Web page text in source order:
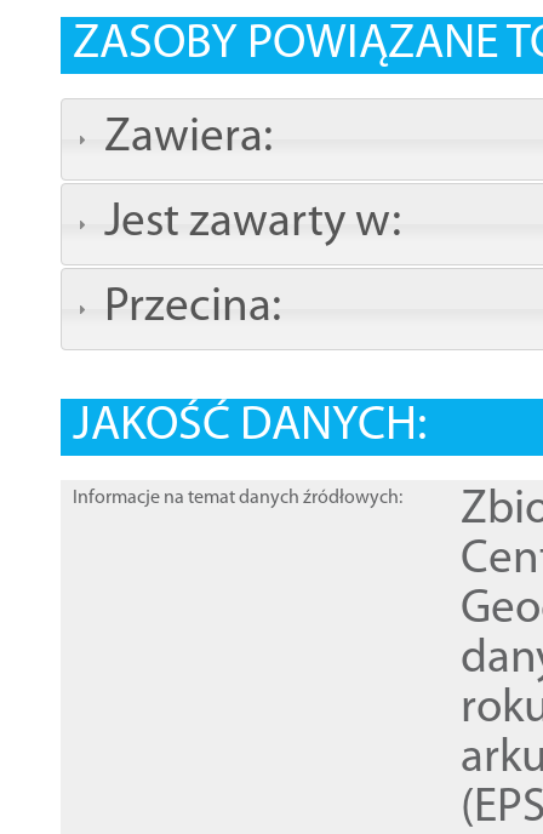
ZASOBY POWIĄZANE
Zawiera:
Jest zawarty w:
Przecina:
JAKOŚĆ DANYCH:
Informacje na temat danych źródłowych: